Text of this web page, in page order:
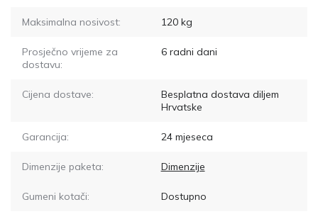
Maksimalna nosivost: 120kg
Prosječno vrijeme za
dostavu:
6radni dani
Cijena dostave:
Besplatna dostava diljem
Hrvatske
Garancija: 24 mjeseca
Dimenzije paketa: Dimenzije
Gumeni kotači: Dostupno